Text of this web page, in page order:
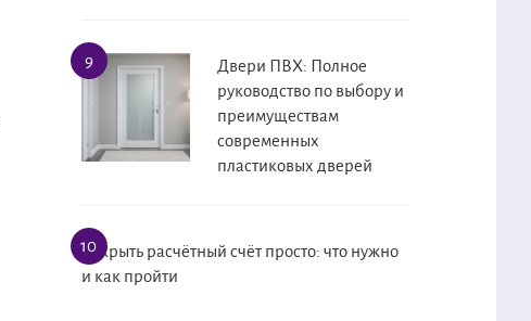
Двери ПВХ: Полное
руководство по выбору и
преимуществам
современных
пластиковых дверей
Открыть расчётный счёт просто: что нужно
и как пройти